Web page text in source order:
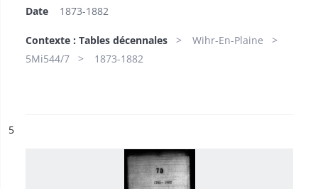
Date 1873-1882
Contexte : Tables décennales
Wihr-En-Plaine
5Mi544/7
1873-1882
n°
5